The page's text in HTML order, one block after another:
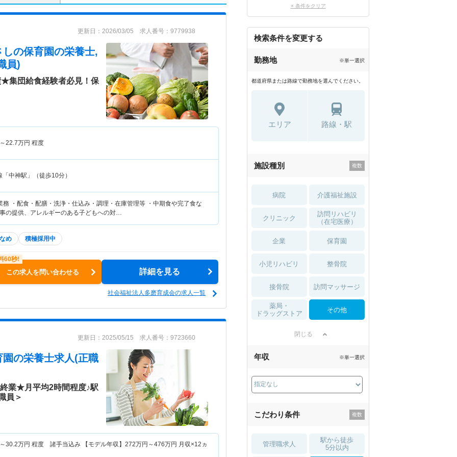
更新日：2026/03/05 求人番号：9779938
の保育園の栄養士,
員)
集団給食経験者必見！保
22.7万円 程度
中神駅」（徒歩10分）
務 ・配食・配膳・洗浄・仕込み・調理・在庫管理等 ・中期食や完了食な
の提供、アレルギーのある子どもへの対…
め 積極採用中
この求人を問い合わせる 詳細を見る
社会福祉法人多磨育成会の求人一覧
更新日：2025/05/15 求人番号：9723660
の栄養士求人(正職
業★月平均2時間程度♪駅
員＞
30.2万円 程度 諸手当込み 【モデル年収】 272万円～476万円 月収×12ヵ
× 条件をクリア
検索条件を変更する
勤務地 ※単一選択
都道府県または路線で勤務地を選んでください。
エリア 路線・駅
施設種別
病院 介護福祉施設
クリニック
訪問リハビリ
（在宅医療）
企業 保育園
小児リハビリ 整骨院
接骨院 訪問マッサージ
薬局・
ドラッグストア
その他
閉じる
年収 ※単一選択
こだわり条件
管理職求人
駅から徒歩
5分以内